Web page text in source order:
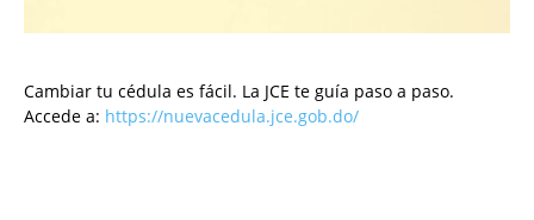
Cambiar tu cédula es fácil. La JCE te guía paso a paso.
Accede a: https://nuevacedula.jce.gob.do/